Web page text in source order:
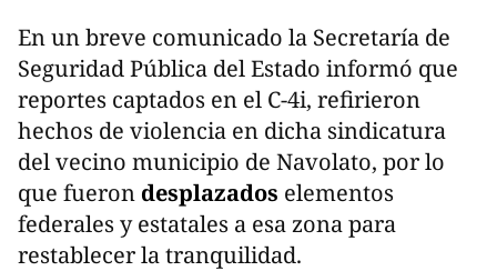
En un breve comunicado la Secretaría de
Seguridad Pública del Estado informó que
reportes captados en el C-4i, refirieron
hechos de violencia en dicha sindicatura
del vecino municipio de Navolato, por lo
que fueron desplazados elementos
federales y estatales a esa zona para
restablecer la tranquilidad.